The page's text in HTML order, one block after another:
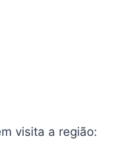
visita a região: